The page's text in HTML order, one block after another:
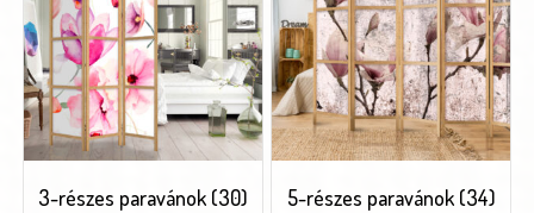
3-részes paravánok (30) 5-részes paravánok (34)